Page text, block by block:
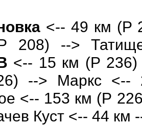
<-- 49 км (Р
208) -->
<-- 15 км (Р
--> Маркс <--
<-- 153 км (Р
Куст <-- 44 км